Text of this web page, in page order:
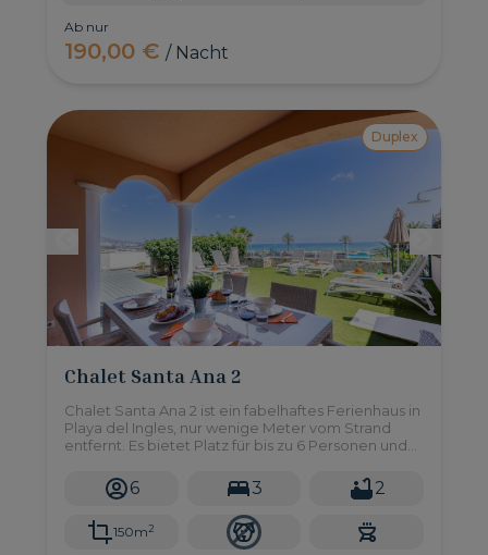
Ab nur
190,00 €/ Nacht
Duplex
Chalet Santa Ana 2
Chalet Santa Ana 2 ist ein fabelhaftes Ferienhaus in
Playa del Ingles, nur wenige Meter vom Strand
entfernt. Es bietet Platz für bis zu 6 Personen und
Zugang zu einem Gemeinschaftspool gewährt.
6 3 2
150m2